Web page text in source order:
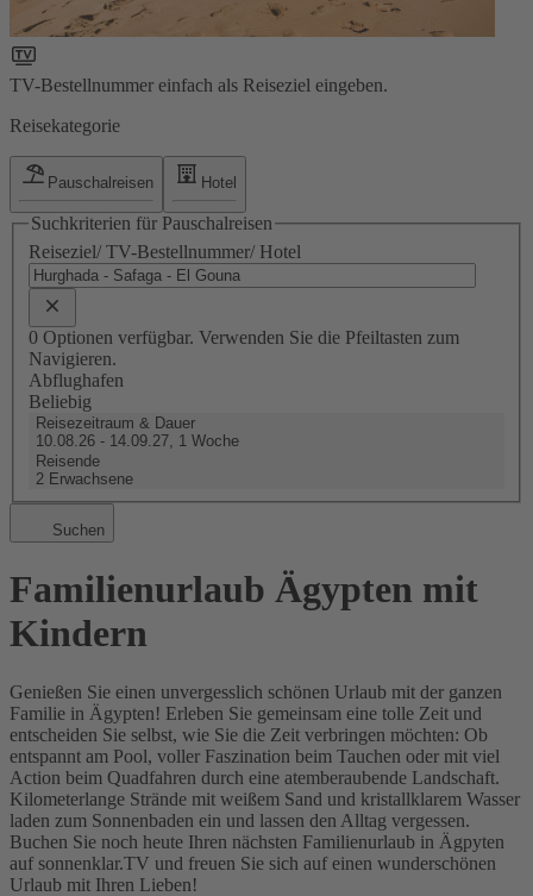
TV-Bestellnummer einfach als Reiseziel eingeben.
Reisekategorie
Pauschalreisen Hotel
Suchkriterien für Pauschalreisen
Reiseziel/ TV-Bestellnummer/ Hotel
0 Optionen verfügbar. Verwenden Sie die Pfeiltasten zum
Navigieren.
Abflughafen
Beliebig
Reisezeitraum & Dauer
10.08.26 - 14.09.27, 1 Woche
Reisende
2 Erwachsene
Suchen
Familienurlaub Ägypten mit
Kindern
Genießen Sie einen unvergesslich schönen Urlaub mit der ganzen
Familie in Ägypten! Erleben Sie gemeinsam eine tolle Zeit und
entscheiden Sie selbst, wie Sie die Zeit verbringen möchten: Ob
entspannt am Pool, voller Faszination beim Tauchen oder mit viel
Action beim Quadfahren durch eine atemberaubende Landschaft.
Kilometerlange Strände mit weißem Sand und kristallklarem Wasser
laden zum Sonnenbaden ein und lassen den Alltag vergessen.
Buchen Sie noch heute Ihren nächsten Familienurlaub in Ägpyten
auf sonnenklar.TV und freuen Sie sich auf einen wunderschönen
Urlaub mit Ihren Lieben!